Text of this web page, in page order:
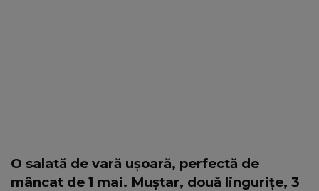
O salată de vară ușoară, perfectă de
mâncat de 1 mai. Muștar, două lingurițe, 3